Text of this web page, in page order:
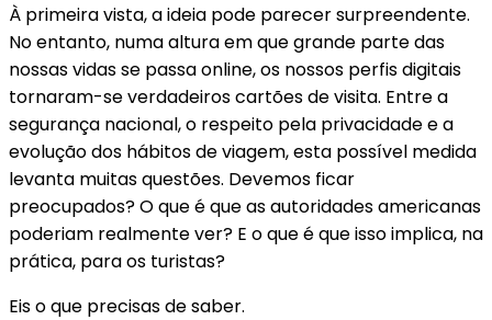
À primeira vista, a ideia pode parecer surpreendente.
No entanto, numa altura em que grande parte das
nossas vidas se passa online, os nossos perfis digitais
tornaram-se verdadeiros cartões de visita. Entre a
segurança nacional, o respeito pela privacidade e a
evolução dos hábitos de viagem, esta possível medida
levanta muitas questões. Devemos ficar
preocupados? O que é que as autoridades americanas
poderiam realmente ver? E o que é que isso implica, na
prática, para os turistas?
Eis o que precisas de saber.